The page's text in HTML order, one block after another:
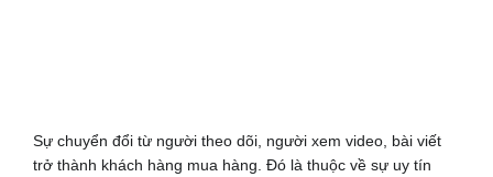
Sự chuyển đổi từ người theo dõi, người xem video, bài viết
trở thành khách hàng mua hàng. Đó là thuộc về sự uy tín